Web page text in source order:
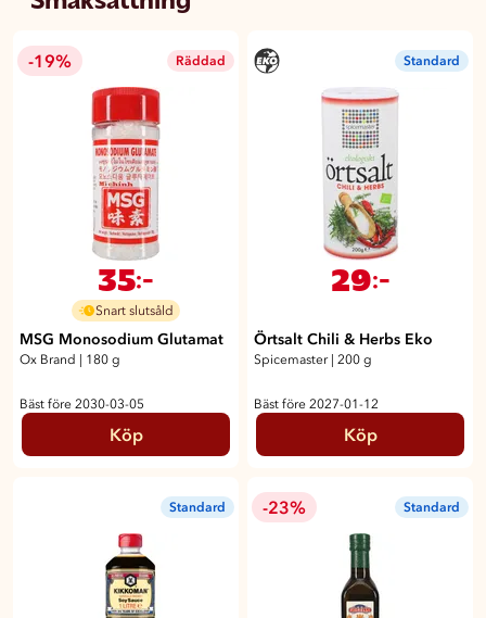
-19% Räddad
35:-
Snart slutsåld
MSG Monosodium Glutamat
Ox Brand | 180 g
Bäst före 2030-03-05
Köp
Standard
29:-
Örtsalt Chili & Herbs Eko
Spicemaster | 200 g
Bäst före 2027-01-12
Köp
Standard -23% Standard